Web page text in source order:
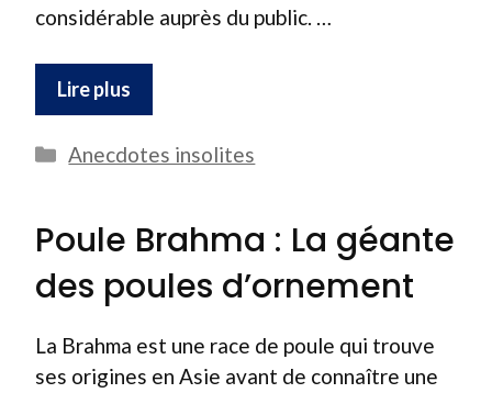
considérable auprès du public. …
Lire plus
Catégories
Anecdotes insolites
Poule Brahma : La géante
des poules d’ornement
La Brahma est une race de poule qui trouve
ses origines en Asie avant de connaître une